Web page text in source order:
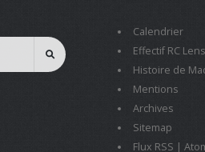
Calendrier
Effectif RC Lens
Histoire de
Mentions
Archives
Sitemap
Flux RSS |